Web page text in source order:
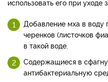
использовать его при уходе
Добавление мха в воду
черенков (листочков
в такой воде.
Содержащиеся в
антибактериальную